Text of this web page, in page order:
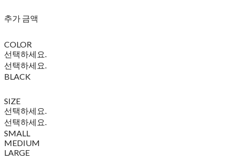
추가 금액
COLOR
선택하세요.
선택하세요.
BLACK
SIZE
선택하세요.
선택하세요.
SMALL
MEDIUM
LARGE